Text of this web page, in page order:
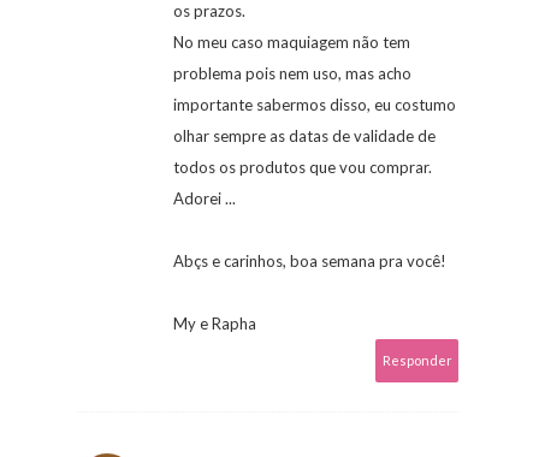
os prazos.
No meu caso maquiagem não tem
problema pois nem uso, mas acho
importante sabermos disso, eu costumo
olhar sempre as datas de validade de
todos os produtos que vou comprar.
Adorei ...
Abçs e carinhos, boa semana pra você!
My e Rapha
Responder